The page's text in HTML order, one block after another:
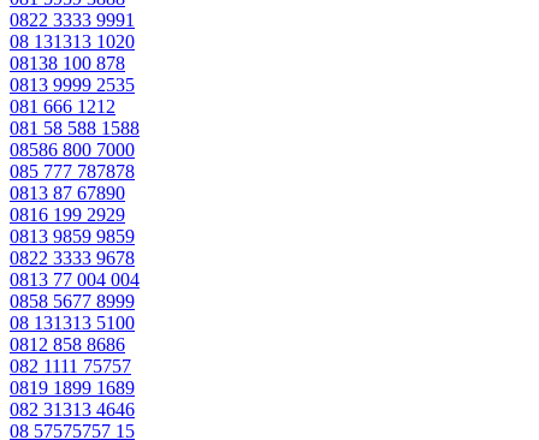
0822 3333 9991
08 131313 1020
08138 100 878
0813 9999 2535
081 666 1212
081 58 588 1588
08586 800 7000
085 777 787878
0813 87 67890
0816 199 2929
0813 9859 9859
0822 3333 9678
0813 77 004 004
0858 5677 8999
08 131313 5100
0812 858 8686
082 1111 75757
0819 1899 1689
082 31313 4646
08 57575757 15